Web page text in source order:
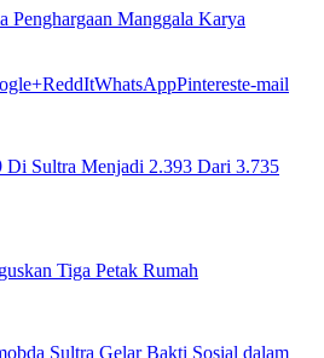
Penghargaan Manggala Karya
ReddItWhatsAppPintereste-mail
Di Sultra Menjadi 2.393 Dari 3.735
Tiga Petak Rumah
Sultra Gelar Bakti Sosial dalam